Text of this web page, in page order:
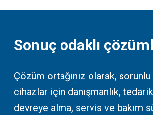
Sonuç odaklı
Çözüm ortağınız olarak,
cihazlar için danışmanlık,
devreye alma, servis ve bakım